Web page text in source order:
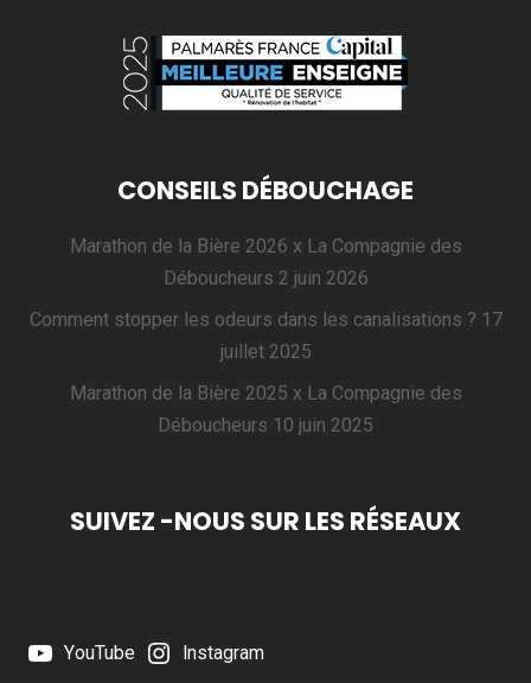
CONSEILS DÉBOUCHAGE
Marathon de la Bière 2026 x La Compagnie des
Déboucheurs 2 juin 2026
Comment stopper les odeurs dans les canalisations ? 17
juillet 2025
Marathon de la Bière 2025 x La Compagnie des
Déboucheurs 10 juin 2025
SUIVEZ -NOUS SUR LES RÉSEAUX
YouTube Instagram